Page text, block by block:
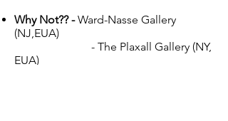
Why Not?? -Ward-Nasse Gallery
(NJ,EUA)​
- The Plaxall Gallery (NY,
EUA)​